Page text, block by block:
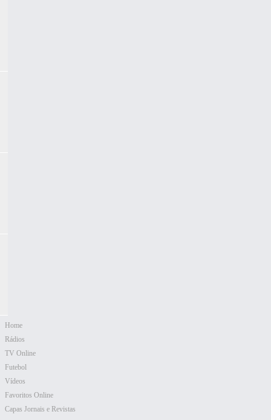
Home
Rádios
TV Online
Futebol
Vídeos
Favoritos Online
Capas Jornais e Revistas